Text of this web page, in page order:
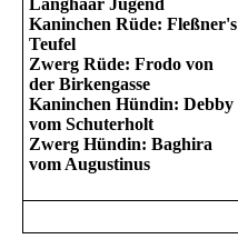
Kaninchen Rüde: Fleßner's
Teufel
Zwerg Rüde: Frodo von
der Birkengasse
Kaninchen Hündin: Debby
vom Schuterholt
Zwerg Hündin: Baghira
vom Augustinus